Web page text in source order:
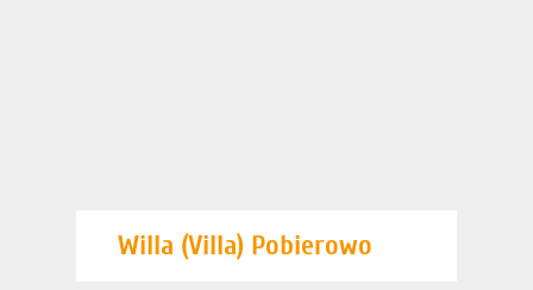
Willa (Villa) Pobierowo